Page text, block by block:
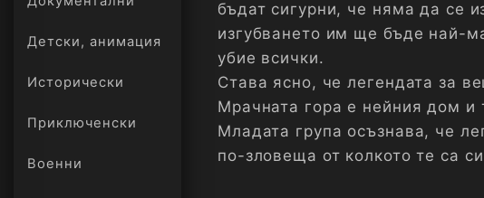
Детски, анимация
Исторически
Приключенски
Военни
бъдат сигурни, че няма да се
изгубването им ще бъде най-
убие всички.
Става ясно, че легендата за
Мрачната гора е нейния дом и
Младата група осъзнава, че
по-зловеща от колкото те са